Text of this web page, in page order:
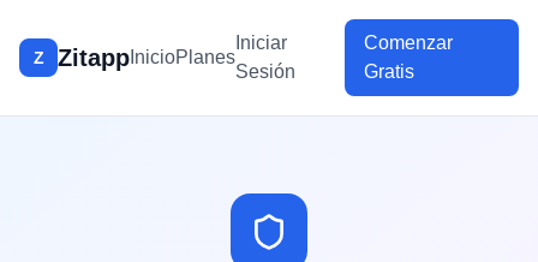
Z Zitapp InicioPlanes
Iniciar
Sesión
Comenzar
Gratis